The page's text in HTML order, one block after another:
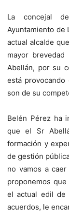
La concejal
Ayuntamiento de
actual alcalde
mayor
Abellán, por su
está
son de su
Belén Pérez ha
que el Sr
formación y
de gestión
no vamos a
proponemos
el actual edil de
acuerdos, le